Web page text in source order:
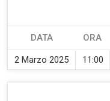
DATA ORA
2 Marzo 2025 11:00